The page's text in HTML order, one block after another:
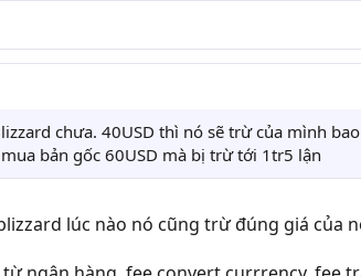
chưa. 40USD thì nó sẽ trừ của mình
bản gốc 60USD mà bị trừ tới 1tr5 lận
lúc nào nó cũng trừ đúng giá của